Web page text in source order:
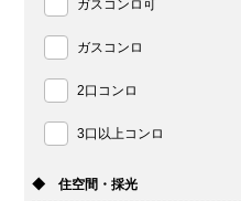
ガスコンロ可
ガスコンロ
2口コンロ
3口以上コンロ
◆ 住空間・採光